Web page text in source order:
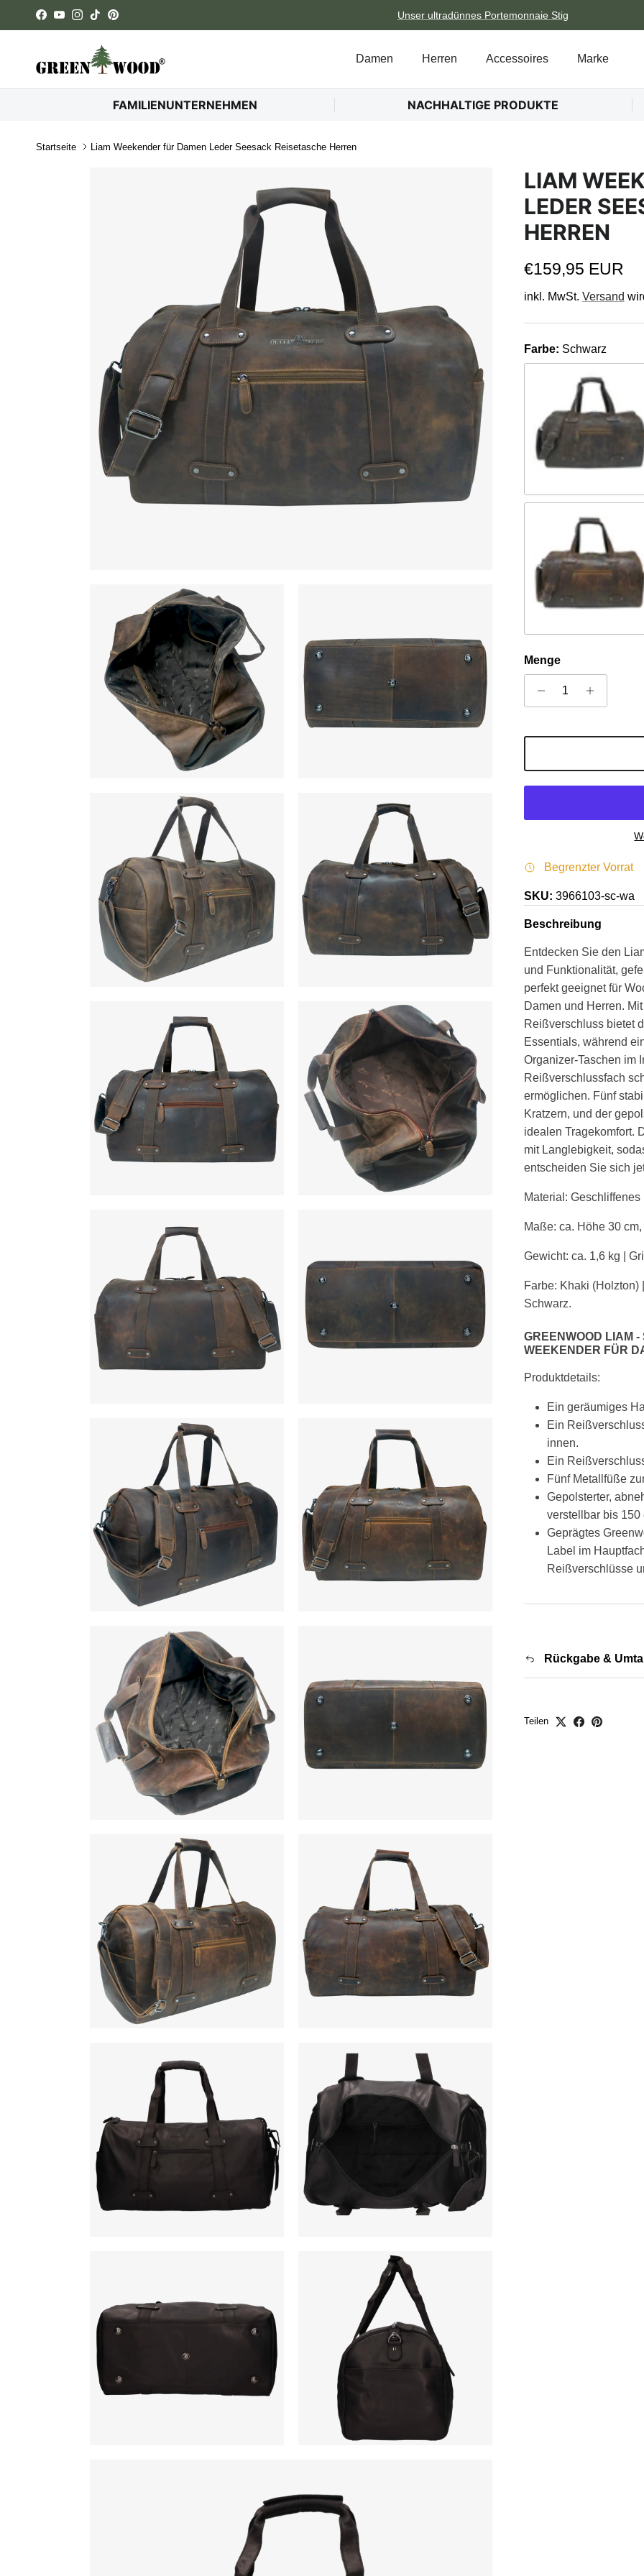
Direkt zum Inhalt
Facebook
YouTubeInstagram
TikTokPinterest Unser ultradünnes Portemonnaie Stig
Damen Herren Accessoires Marke
FAMILIENUNTERNEHMEN NACHHALTIGE PRODUKTE
Startseite Liam Weekender für Damen Leder Seesack Reisetasche Herren
LIAM
LEDER
HERREN
Normaler Preis
€159,95 EUR
inkl. MwSt. Versand
Farbe: Schwarz
Khaki
Camel
Menge
Begrenzter Vorrat
SKU: 3966103-sc-wa
Beschreibung
Entdecken Sie den
und Funktionalität,
perfekt geeignet für
Damen und Herren.
Reißverschluss bietet
Essentials, während
Organizer-Taschen im
Reißverschlussfach
ermöglichen. Fünf
Kratzern, und der
idealen Tragekomfort.
mit Langlebigkeit,
entscheiden Sie sich
Material:
Maße: ca. Höhe 30
Gewicht: ca. 1,6 kg |
Farbe: Khaki (Holzton)
Schwarz.
GREENWOOD LIAM
WEEKENDER FÜR
Produktdetails:
Ein geräumiges
Ein
innen.
Ein
Fünf Metallfüße
Gepolsterter,
verstellbar bis 150
Geprägtes
Label im
Reißverschlüsse
Rückgabe &
Teilen